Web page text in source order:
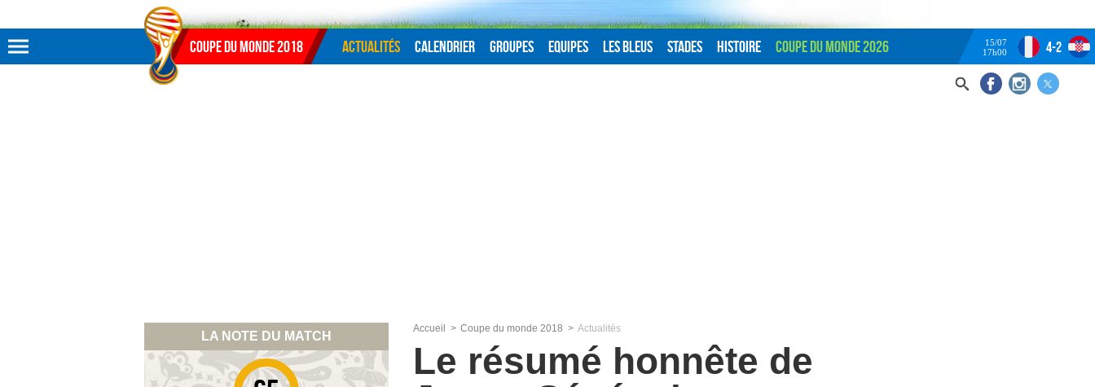
Aller au menu
Coupe du monde 2018 Actualités Calendrier Groupes Equipes Les Bleus Stades Histoire Coupe du monde 2026
15/07
17h00
4-2
LA NOTE DU MATCH
Accueil Coupe du monde 2018 Actualités
Le résumé honnête de